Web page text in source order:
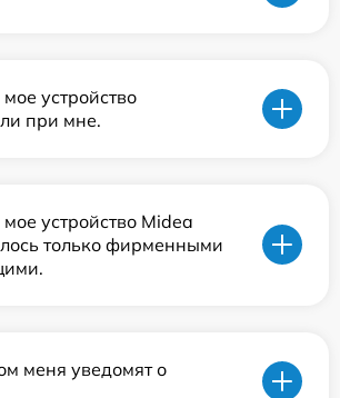
устройство
при мне.
устройство Midea
только фирменными
меня уведомят о